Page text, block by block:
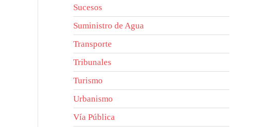
Sucesos
Suministro de Agua
Transporte
Tribunales
Turismo
Urbanismo
Vía Pública